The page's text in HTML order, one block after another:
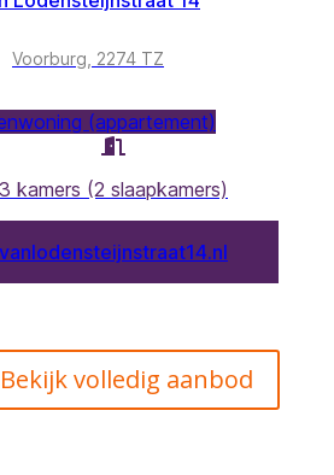
Bekijk volledig aanbod